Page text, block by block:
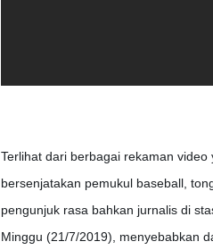
Terlihat dari berbagai rekaman
bersenjatakan pemukul baseball,
pengunjuk rasa bahkan jurnalis di
Minggu (21/7/2019), menyebabkan